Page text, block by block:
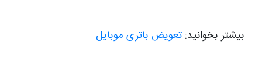
بیشتر بخوانید: تعویض باتری موبایل